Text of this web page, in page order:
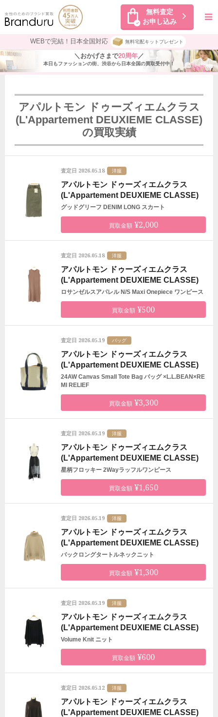
無料査定
お申し込み
WEBで完結！日本全国対応 無料宅配キットプレゼント
＼おかげさまで20周年／
本日もファッションの街、渋谷から日本全国の買取受付中！
アパルトモン ドゥーズィエムクラス
(L'Appartement DEUXIEME CLASSE)
の買取実績
査定日 2026.05.18 洋服
アパルトモン ドゥーズィエムクラス
(L'Appartement DEUXIEME CLASSE)
グッドグリーフ DENIM LONG スカート
買取金額¥2,000
査定日 2026.05.18 洋服
アパルトモン ドゥーズィエムクラス
(L'Appartement DEUXIEME CLASSE)
ロサンゼルスアパレル N/S Maxi Onepiece ワンピース
買取金額 ¥500
査定日 2026.05.19 バッグ
アパルトモン ドゥーズィエムクラス
(L'Appartement DEUXIEME CLASSE)
24AW Canvas Small Tote Bag バッグ ×L.L.BEAN×RE
MI RELIEF
買取金額¥3,300
査定日 2026.05.19 洋服
アパルトモン ドゥーズィエムクラス
(L'Appartement DEUXIEME CLASSE)
星柄フロッキー 2Wayラッフルワンピース
買取金額¥1,650
査定日 2026.05.19 洋服
アパルトモン ドゥーズィエムクラス
(L'Appartement DEUXIEME CLASSE)
バックロングタートルネックニット
買取金額¥1,300
査定日 2026.05.19 洋服
アパルトモン ドゥーズィエムクラス
(L'Appartement DEUXIEME CLASSE)
Volume Knit ニット
買取金額 ¥600
査定日 2026.05.12 洋服
アパルトモン ドゥーズィエムクラス
(L'Appartement DEUXIEME CLASSE)